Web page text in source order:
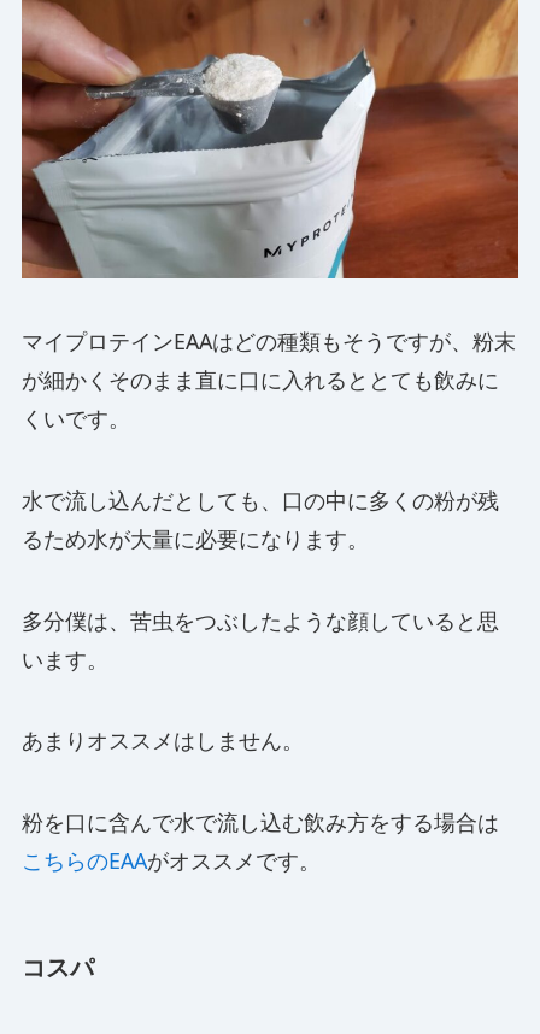
マイプロテインEAAはどの種類もそうですが、粉末
が細かくそのまま直に口に入れるととても飲みに
くいです。
水で流し込んだとしても、口の中に多くの粉が残
るため水が大量に必要になります。
多分僕は、苦虫をつぶしたような顔していると思
います。
あまりオススメはしません。
粉を口に含んで水で流し込む飲み方をする場合は
こちらのEAAがオススメです。
コスパ